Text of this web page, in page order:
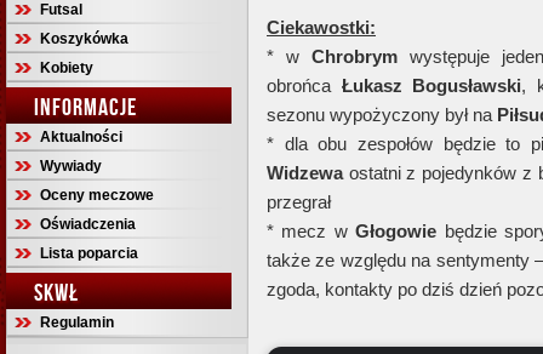
Futsal
Koszykówka
Kobiety
INFORMACJE
Aktualności
Wywiady
Oceny meczowe
Oświadczenia
Lista poparcia
SKWŁ
Regulamin
Ciekawostki:
* wChrobrymwystępuje
obrońca Łukasz Bogusławski,
sezonu wypożyczony był na
* dla obu zespołów będzie to
Widzewaostatni z pojedynków z
przegrał
* mecz wGłogowie będzie
także ze względu na sentymenty
zgoda, kontakty po dziś dzień